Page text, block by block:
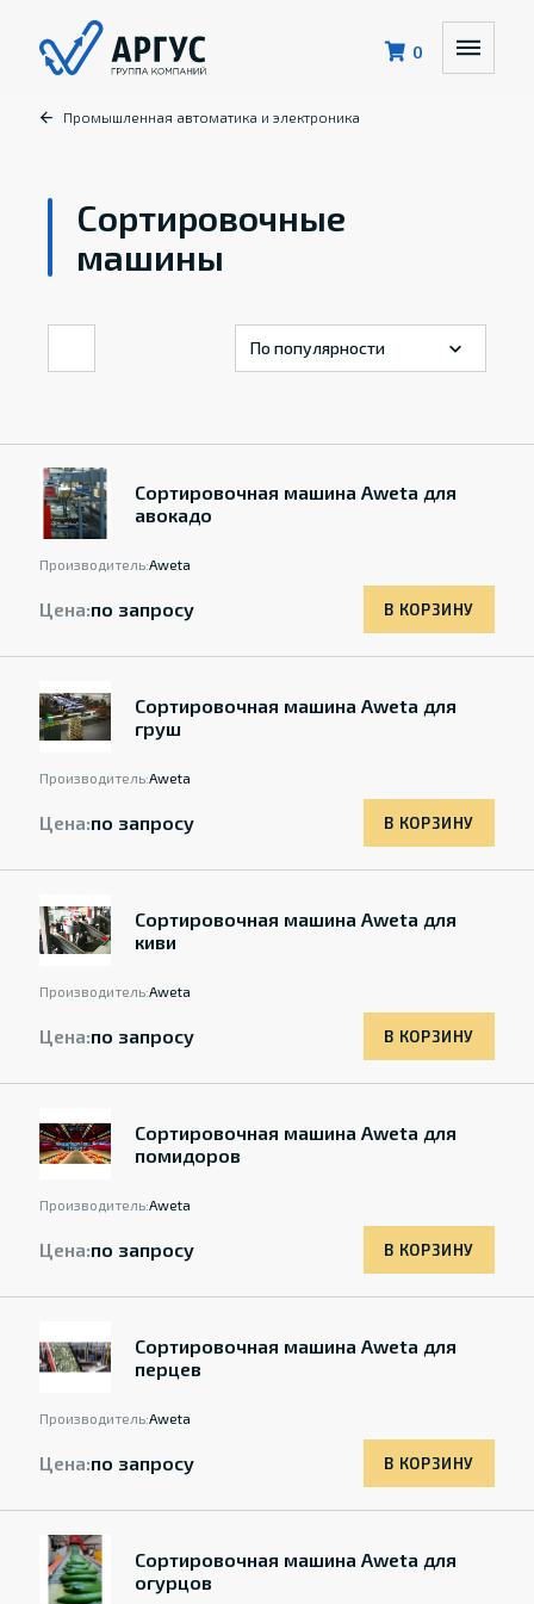
0
Промышленная автоматика и электроника
Cортировочные
машины
Cортировочная машина Aweta для
авокадо
Производитель:Aweta
Цена:по запросу В КОРЗИНУ
Cортировочная машина Aweta для
груш
Производитель:Aweta
Цена:по запросу В КОРЗИНУ
Cортировочная машина Aweta для
киви
Производитель:Aweta
Цена:по запросу В КОРЗИНУ
Cортировочная машина Aweta для
помидоров
Производитель:Aweta
Цена:по запросу В КОРЗИНУ
Cортировочная машина Aweta для
перцев
Производитель:Aweta
Цена:по запросу В КОРЗИНУ
Cортировочная машина Aweta для
огурцов